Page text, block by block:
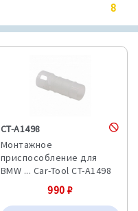
8
CT-A1498
Монтажное
приспособление для
BMW ... Car-Tool CT-A1498
990₽